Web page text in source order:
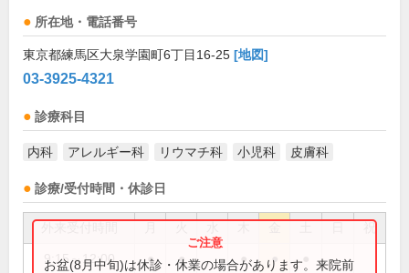
所在地・電話番号
東京都練馬区大泉学園町6丁目16-25 [地図]
03-3925-4321
診療科目
内科 アレルギー科 リウマチ科 小児科 皮膚科
診療/受付時間・休診日
祝
9:15～12:00 ● ● ● ●
お盆(8月中旬)は休診・休業の場合があります。来院前